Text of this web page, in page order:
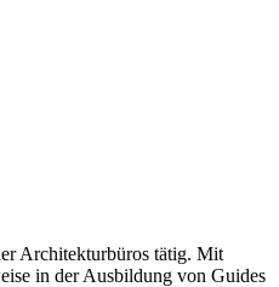
Architekturbüros tätig. Mit
in der Ausbildung von Guides